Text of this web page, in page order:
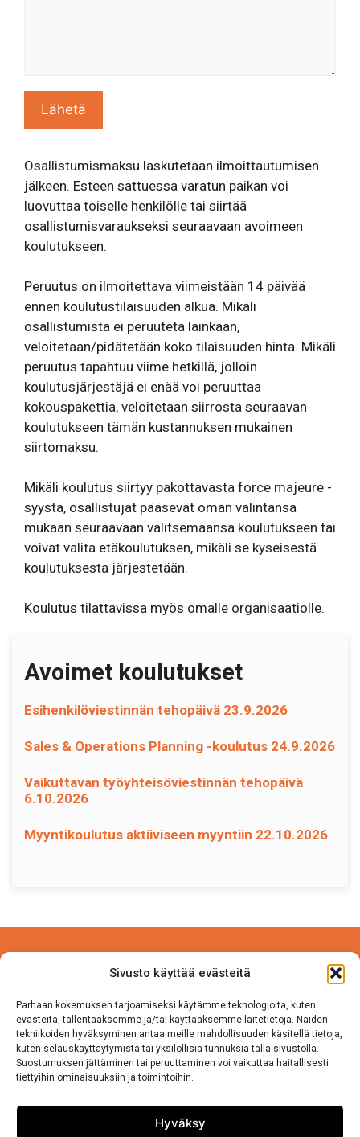
Sivusto käyttää evästeitä
Parhaan kokemuksen tarjoamiseksi käytämme teknologioita, kuten
evästeitä, tallentaaksemme ja/tai käyttääksemme laitetietoja. Näiden
tekniikoiden hyväksyminen antaa meille mahdollisuuden käsitellä tietoja,
kuten selauskäyttäytymistä tai yksilöllisiä tunnuksia tällä sivustolla.
Suostumuksen jättäminen tai peruuttaminen voi vaikuttaa haitallisesti
tiettyihin ominaisuuksiin ja toimintoihin.
Hyväksy
Osallistumismaksu laskutetaan ilmoittautumisen
jälkeen. Esteen sattuessa varatun paikan voi
luovuttaa toiselle henkilölle tai siirtää
osallistumisvaraukseksi seuraavaan avoimeen
koulutukseen.
Peruutus on ilmoitettava viimeistään 14 päivää
ennen koulutustilaisuuden alkua. Mikäli
osallistumista ei peruuteta lainkaan,
veloitetaan/pidätetään koko tilaisuuden hinta. Mikäli
peruutus tapahtuu viime hetkillä, jolloin
koulutusjärjestäjä ei enää voi peruuttaa
kokouspakettia, veloitetaan siirrosta seuraavan
koulutukseen tämän kustannuksen mukainen
siirtomaksu.
Mikäli koulutus siirtyy pakottavasta force majeure -
syystä, osallistujat pääsevät oman valintansa
mukaan seuraavaan valitsemaansa koulutukseen tai
voivat valita etäkoulutuksen, mikäli se kyseisestä
koulutuksesta järjestetään.
Koulutus tilattavissa myös omalle organisaatiolle.
Avoimet koulutukset
Esihenkilöviestinnän tehopäivä 23.9.2026
Sales & Operations Planning -koulutus 24.9.2026
Vaikuttavan työyhteisöviestinnän tehopäivä
6.10.2026
Myyntikoulutus aktiiviseen myyntiin 22.10.2026
Tehtaantie 5 A 4
14500 IITTALA
Puh. 050 570 8163
Sivuston käyttö ja Tietosuojalauseke